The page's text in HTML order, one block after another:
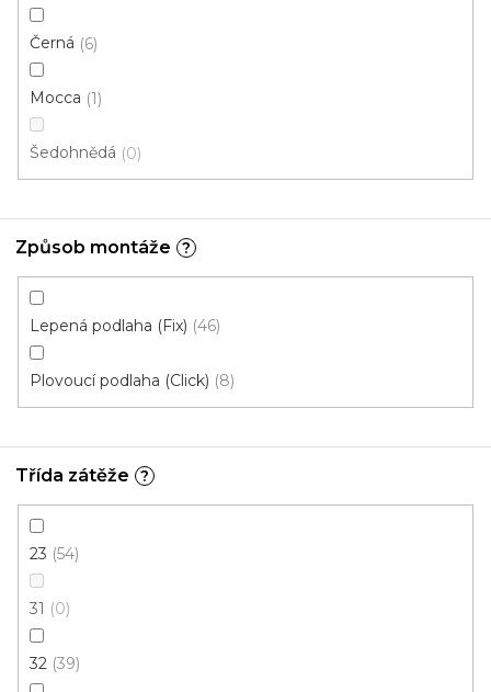
Černá 6
Mocca 1
Šedohnědá 0
Způsob montáže ?
Lepená podlaha (Fix) 46
Plovoucí podlaha (Click) 8
Třída zátěže ?
23 54
31 0
32 39
Vinylová podlaha MODULEO ROOTS 40 Country
Oak 24842
Skladem externě, odesíláme do 2-3 dnů
579 Kč/ m2
Fix Standard D (lepená)
Prémiová kvalita
Cenový hit